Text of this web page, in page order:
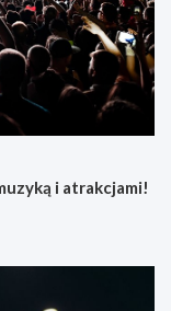
i atrakcjami!